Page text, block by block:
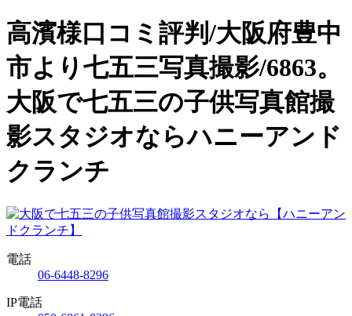
高濱様口コミ評判/大阪府豊中
市より七五三写真撮影/6863。
大阪で七五三の子供写真館撮
影スタジオならハニーアンド
クランチ
電話
06-6448-8296
IP電話